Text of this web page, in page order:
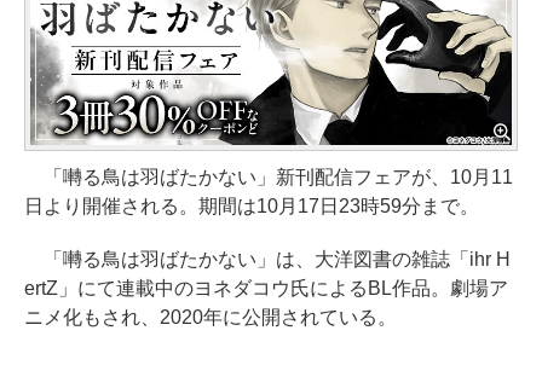
「囀る鳥は羽ばたかない」新刊配信フェアが、10月11
日より開催される。期間は10月17日23時59分まで。
「囀る鳥は羽ばたかない」は、大洋図書の雑誌「ihr H
ertZ」にて連載中のヨネダコウ氏によるBL作品。劇場ア
ニメ化もされ、2020年に公開されている。